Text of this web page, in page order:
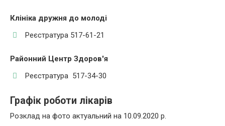
Клініка дружня до молоді
Реєстратура 517-61-21
Районний Центр Здоров'я
Реєстратура 517-34-30
Графік роботи лікарів
Розклад на фото актуальний на 10.09.2020 р.